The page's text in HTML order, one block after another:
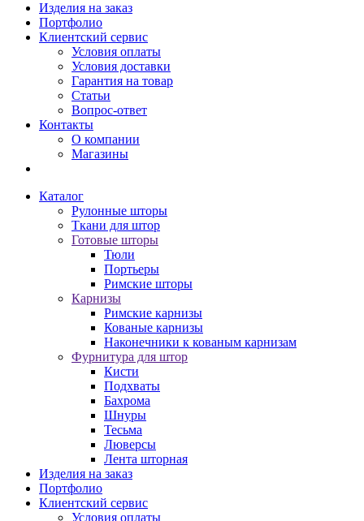
Изделия на заказ
Портфолио
Клиентский сервис
Условия оплаты
Условия доставки
Гарантия на товар
Статьи
Вопрос-ответ
Контакты
О компании
Магазины
Каталог
Рулонные шторы
Ткани для штор
Готовые шторы
Тюли
Портьеры
Римские шторы
Карнизы
Римские карнизы
Кованые карнизы
Наконечники к кованым карнизам
Фурнитура для штор
Кисти
Подхваты
Бахрома
Шнуры
Тесьма
Люверсы
Лента шторная
Изделия на заказ
Портфолио
Клиентский сервис
Условия оплаты